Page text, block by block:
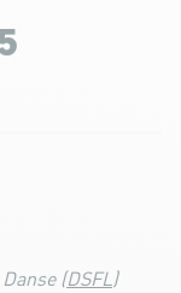
(DSFL)